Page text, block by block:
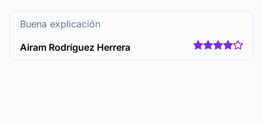
Buena explicación
Airam Rodríguez Herrera